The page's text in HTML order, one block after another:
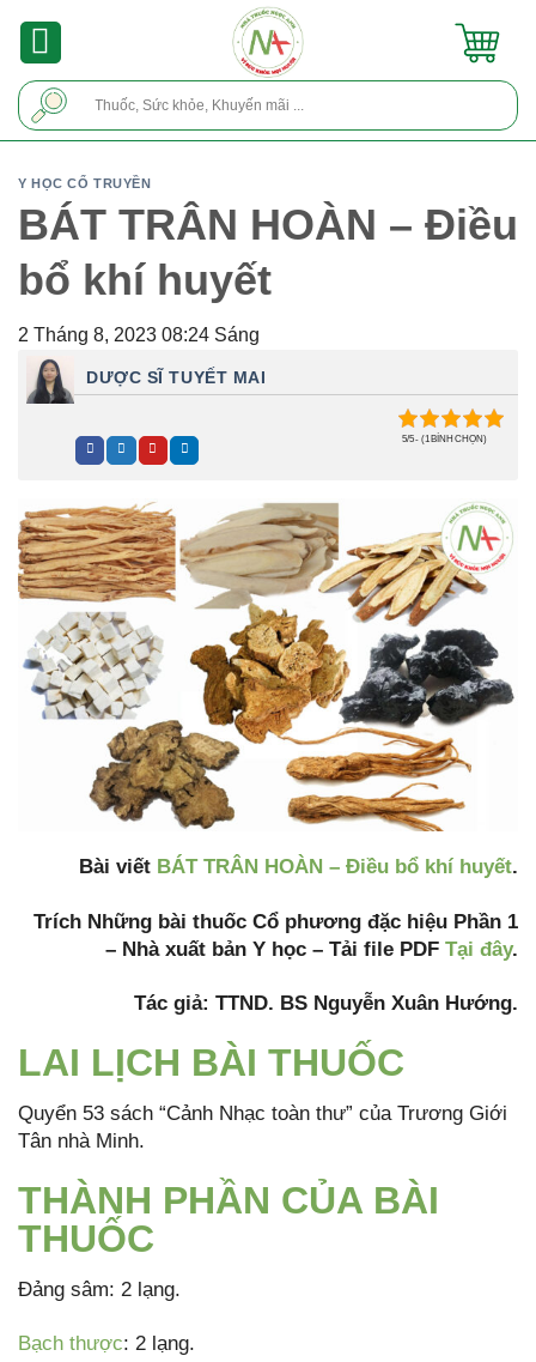
Y HỌC CỔ TRUYỀN
BÁT TRÂN HOÀN – Điều
bổ khí huyết
2 Tháng 8, 2023 08:24 Sáng
DƯỢC SĨ TUYẾT MAI
5/5 - (1 BÌNH CHỌN)
Bài viết BÁT TRÂN HOÀN – Điều bổ khí huyết.
Trích Những bài thuốc Cổ phương đặc hiệu Phần 1
– Nhà xuất bản Y học – Tải file PDF Tại đây.
Tác giả: TTND. BS Nguyễn Xuân Hướng.
LAI LỊCH BÀI THUỐC
Quyển 53 sách “Cảnh Nhạc toàn thư” của Trương Giới
Tân nhà Minh.
THÀNH PHẦN CỦA BÀI
THUỐC
Đảng sâm: 2 lạng.
Bạch thược: 2 lạng.